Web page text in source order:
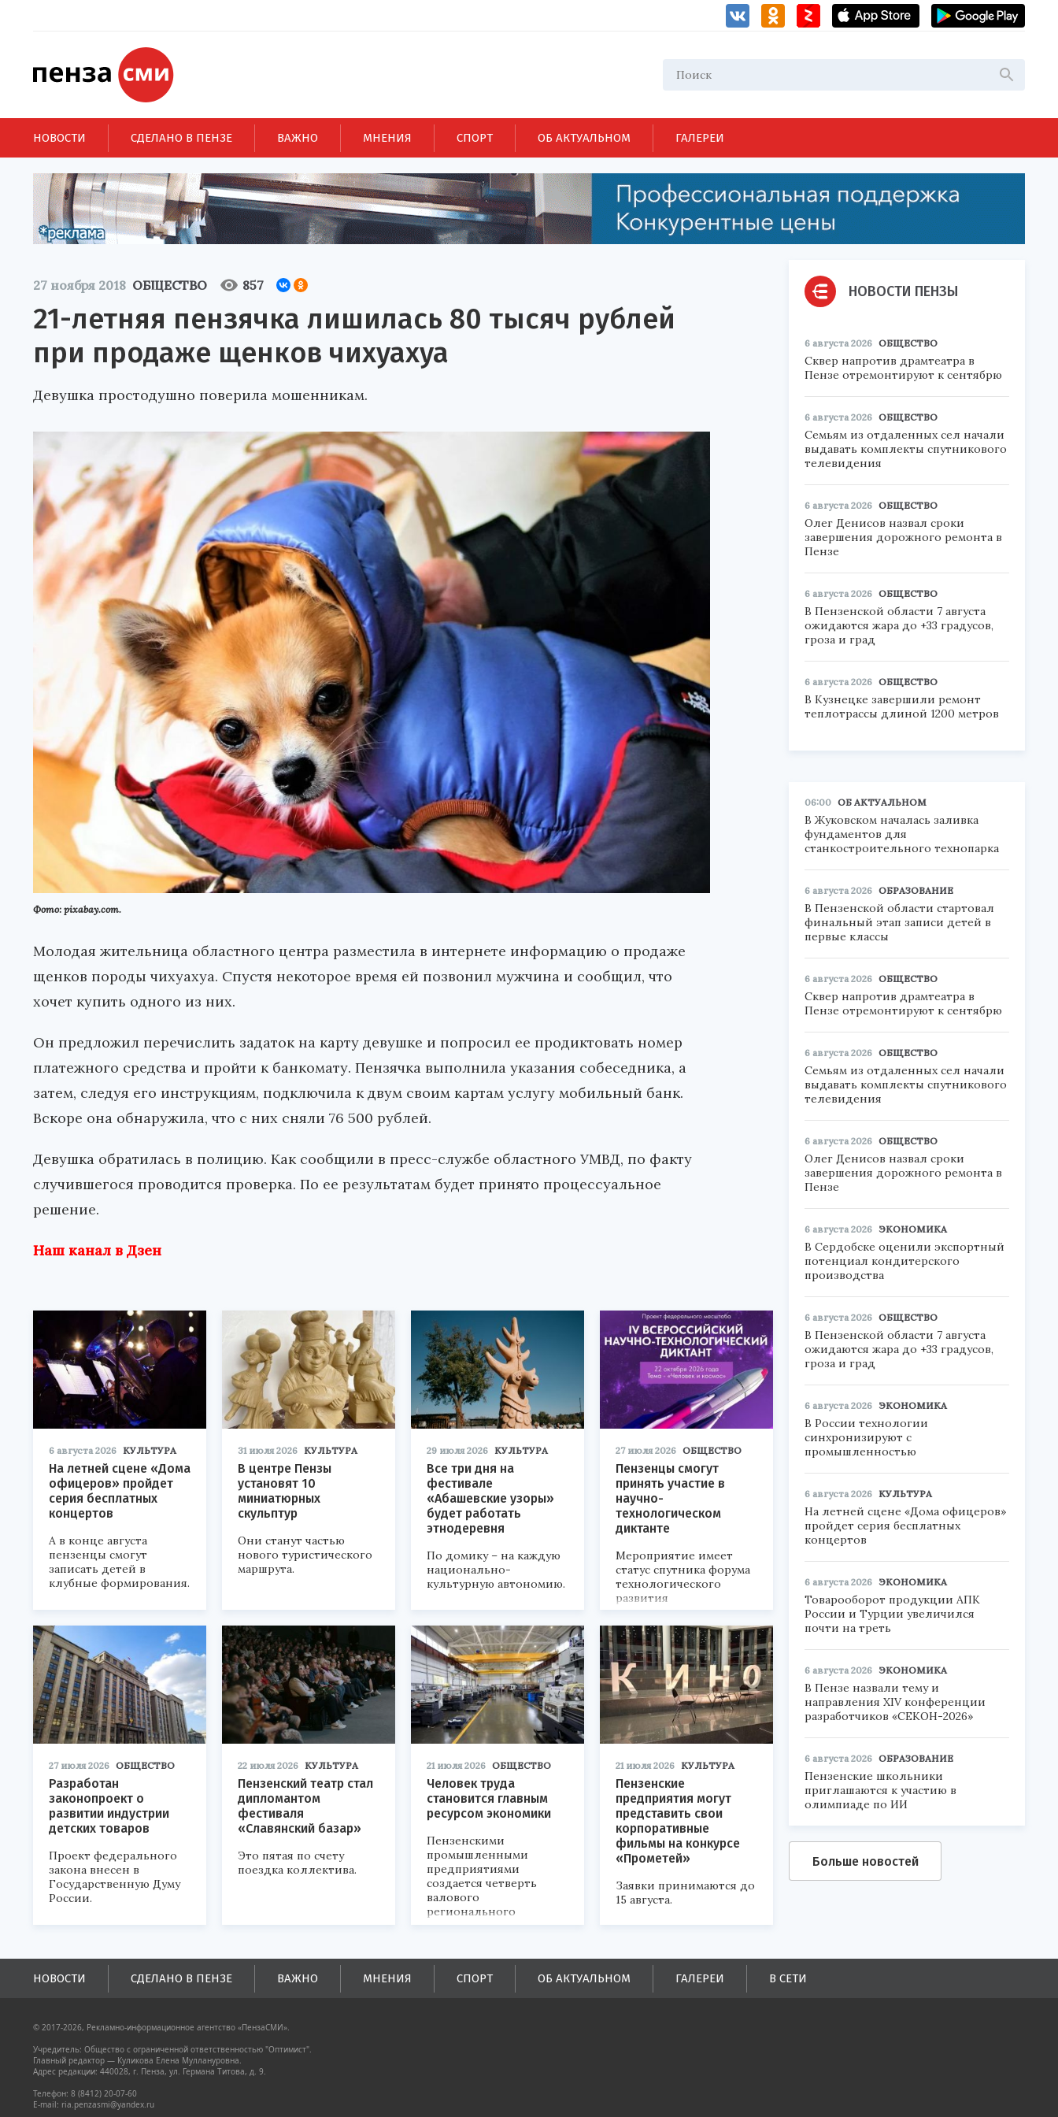
НОВОСТИ СДЕЛАНО В ПЕНЗЕ ВАЖНО МНЕНИЯ СПОРТ ОБ АКТУАЛЬНОМ ГАЛЕРЕИ
27 ноября 2018 ОБЩЕСТВО 857
21-летняя пензячка лишилась 80 тысяч рублей
при продаже щенков чихуахуа
Девушка простодушно поверила мошенникам.
Фото: pixabay.com.
Молодая жительница областного центра разместила в интернете информацию о продаже
щенков породы чихуахуа. Спустя некоторое время ей позвонил мужчина и сообщил, что
хочет купить одного из них.
Он предложил перечислить задаток на карту девушке и попросил ее продиктовать номер
платежного средства и пройти к банкомату. Пензячка выполнила указания собеседника, а
затем, следуя его инструкциям, подключила к двум своим картам услугу мобильный банк.
Вскоре она обнаружила, что с них сняли 76 500 рублей.
Девушка обратилась в полицию. Как сообщили в пресс-службе областного УМВД, по факту
случившегося проводится проверка. По ее результатам будет принято процессуальное
решение.
Наш канал в Дзен
6 августа 2026 КУЛЬТУРА
На летней сцене «Дома
офицеров» пройдет
серия бесплатных
концертов
А в конце августа
пензенцы смогут
записать детей в
клубные формирования.
31 июля 2026 КУЛЬТУРА
В центре Пензы
установят 10
миниатюрных
скульптур
Они станут частью
нового туристического
маршрута.
29 июля 2026 КУЛЬТУРА
Все три дня на
фестивале
«Абашевские узоры»
будет работать
этнодеревня
По домику – на каждую
национально-
культурную автономию.
27 июля 2026 ОБЩЕСТВО
Пензенцы смогут
принять участие в
научно-
технологическом
диктанте
Мероприятие имеет
статус спутника форума
технологического
развития
«Технопром-2026».
27 июля 2026 ОБЩЕСТВО
Разработан
законопроект о
развитии индустрии
детских товаров
Проект федерального
закона внесен в
Государственную Думу
России.
22 июля 2026 КУЛЬТУРА
Пензенский театр стал
дипломантом
фестиваля
«Славянский базар»
Это пятая по счету
поездка коллектива.
21 июля 2026 ОБЩЕСТВО
Человек труда
становится главным
ресурсом экономики
Пензенскими
промышленными
предприятиями
создается четверть
валового
регионального
продукта и
поступлений в
бюджеты всех уровней.
21 июля 2026 КУЛЬТУРА
Пензенские
предприятия могут
представить свои
корпоративные
фильмы на конкурсе
«Прометей»
Заявки принимаются до
15 августа.
НОВОСТИ ПЕНЗЫ
6 августа 2026 ОБЩЕСТВО
Сквер напротив драмтеатра в
Пензе отремонтируют к сентябрю
6 августа 2026 ОБЩЕСТВО
Семьям из отдаленных сел начали
выдавать комплекты спутникового
телевидения
6 августа 2026 ОБЩЕСТВО
Олег Денисов назвал сроки
завершения дорожного ремонта в
Пензе
6 августа 2026 ОБЩЕСТВО
В Пензенской области 7 августа
ожидаются жара до +33 градусов,
гроза и град
6 августа 2026 ОБЩЕСТВО
В Кузнецке завершили ремонт
теплотрассы длиной 1200 метров
06:00 ОБ АКТУАЛЬНОМ
В Жуковском началась заливка
фундаментов для
станкостроительного технопарка
6 августа 2026 ОБРАЗОВАНИЕ
В Пензенской области стартовал
финальный этап записи детей в
первые классы
6 августа 2026 ОБЩЕСТВО
Сквер напротив драмтеатра в
Пензе отремонтируют к сентябрю
6 августа 2026 ОБЩЕСТВО
Семьям из отдаленных сел начали
выдавать комплекты спутникового
телевидения
6 августа 2026 ОБЩЕСТВО
Олег Денисов назвал сроки
завершения дорожного ремонта в
Пензе
6 августа 2026 ЭКОНОМИКА
В Сердобске оценили экспортный
потенциал кондитерского
производства
6 августа 2026 ОБЩЕСТВО
В Пензенской области 7 августа
ожидаются жара до +33 градусов,
гроза и град
6 августа 2026 ЭКОНОМИКА
В России технологии
синхронизируют с
промышленностью
6 августа 2026 КУЛЬТУРА
На летней сцене «Дома офицеров»
пройдет серия бесплатных
концертов
6 августа 2026 ЭКОНОМИКА
Товарооборот продукции АПК
России и Турции увеличился
почти на треть
6 августа 2026 ЭКОНОМИКА
В Пензе назвали тему и
направления XIV конференции
разработчиков «СЕКОН-2026»
6 августа 2026 ОБРАЗОВАНИЕ
Пензенские школьники
приглашаются к участию в
олимпиаде по ИИ
Больше новостей
НОВОСТИ СДЕЛАНО В ПЕНЗЕ ВАЖНО МНЕНИЯ СПОРТ ОБ АКТУАЛЬНОМ ГАЛЕРЕИ В СЕТИ
© 2017-2026, Рекламно-информационное агентство «ПензаСМИ».
Учредитель: Общество с ограниченной ответственностью "Оптимист".
Главный редактор — Куликова Елена Муллануровна.
Адрес редакции: 440028, г. Пенза, ул. Германа Титова, д. 9.
Телефон: 8 (8412) 20-07-60
E-mail: ria.penzasmi@yandex.ru